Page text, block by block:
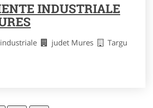
INDUSTRIALE
judet Mures
Targu